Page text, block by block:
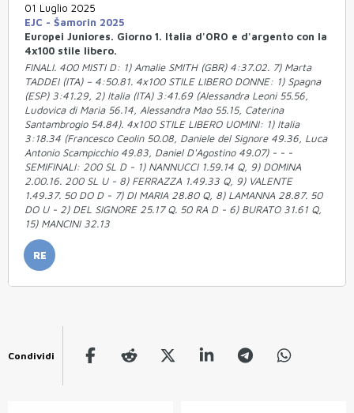
01 Luglio 2025
EJC - Šamorin 2025
Europei Juniores. Giorno 1. Italia d'ORO e d'argento con la
4x100 stile libero.
FINALI. 400 MISTI D: 1) Amalie SMITH (GBR) 4:37.02. 7) Marta
TADDEI (ITA) – 4:50.81. 4x100 STILE LIBERO DONNE: 1) Spagna
(ESP) 3:41.29, 2) Italia (ITA) 3:41.69 (Alessandra Leoni 55.56,
Ludovica di Maria 56.14, Alessandra Mao 55.15, Caterina
Santambrogio 54.84). 4x100 STILE LIBERO UOMINI: 1) Italia
3:18.34 (Francesco Ceolin 50.08, Daniele del Signore 49.36, Luca
Antonio Scampicchio 49.83, Daniel D'Agostino 49.07) - - -
SEMIFINALI: 200 SL D - 1) NANNUCCI 1.59.14 Q, 9) DOMINA
2.00.16. 200 SL U - 8) FERRAZZA 1.49.33 Q, 9) VALENTE
1.49.37. 50 DO D - 7) DI MARIA 28.80 Q, 8) LAMANNA 28.87. 50
DO U - 2) DEL SIGNORE 25.17 Q. 50 RA D - 6) BURATO 31.61 Q,
15) MANCINI 32.13
RE
Condividi